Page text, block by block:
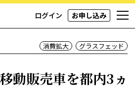
ログイン お申し込み
消費拡大 グラスフェッド
動販売車を都内3ヵ